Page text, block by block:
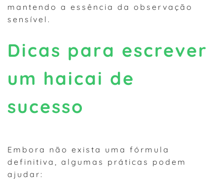
mantendo a essência da observação
sensível.
Dicas para escrever
um haicai de
sucesso
Embora não exista uma fórmula
definitiva, algumas práticas podem
ajudar: